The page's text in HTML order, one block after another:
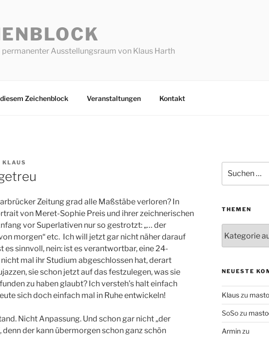
permanenter Ausstellungsraum von Klaus Harth
Zeichenblock Veranstaltungen Kontakt
KLAUS
Zeitung grad alle Maßstäbe verloren? In
von Meret-Sophie Preis und ihrer zeichnerischen
vor Superlativen nur so gestrotzt: „… der
morgen“ etc. Ich will jetzt gar nicht näher darauf
es sinnvoll, nein: ist es verantwortbar, eine 24-
mal ihr Studium abgeschlossen hat, derart
sie schon jetzt auf das festzulegen, was sie
zu haben glaubt? Ich versteh’s halt einfach
sich doch einfach mal in Ruhe entwickeln!
Nicht Anpassung. Und schon gar nicht „der
denn der kann übermorgen schon ganz schön
nach:
THEMEN
NEUESTE
Klauszu
SoSozu
Arminzu